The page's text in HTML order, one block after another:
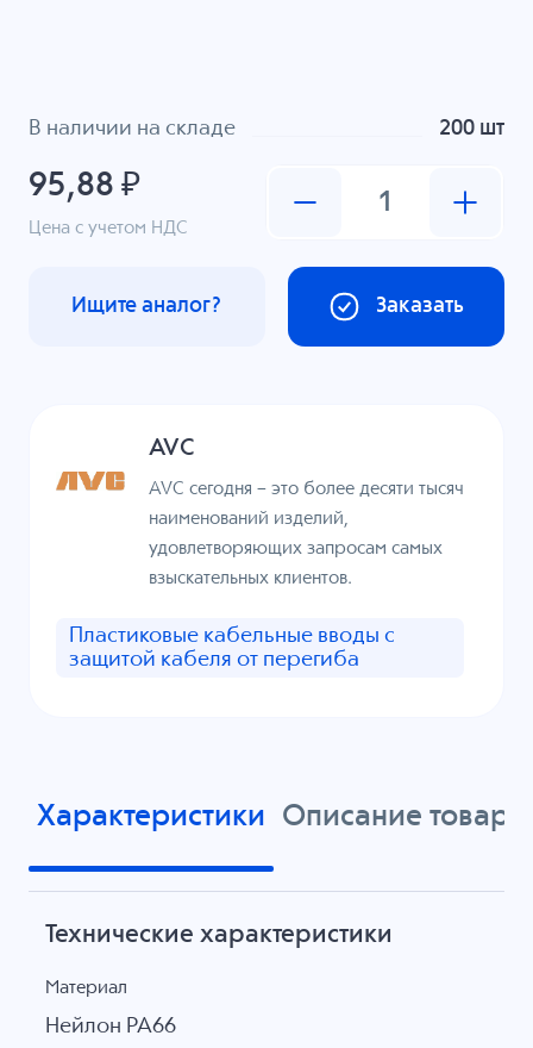
В наличии на складе 200 шт
95,88 ₽
Цена с учетом НДС
Заказать
Ищите аналог?
AVC
AVC сегодня – это более десяти тысяч
наименований изделий,
удовлетворяющих запросам самых
взыскательных клиентов.
Пластиковые кабельные вводы с
защитой кабеля от перегиба
Характеристики Описание товара
Технические характеристики
Материал
Нейлон PA66